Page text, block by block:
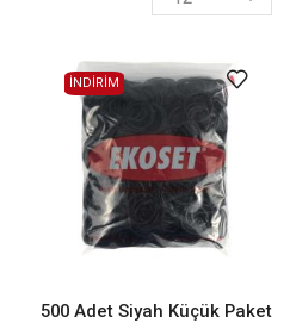
İNDİRİM
500 Adet Siyah Küçük Paket